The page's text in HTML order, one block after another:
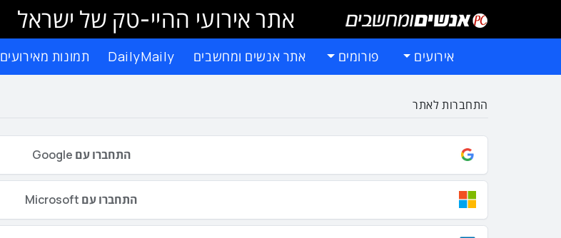
אתר אירועי ההיי-טק של ישראל
אירועים פורומים אתר אנשים ומחשבים DailyMaily תמונות מאירועים
התחברות לאתר
התחברו עם Google
התחברו עם Microsoft